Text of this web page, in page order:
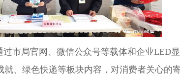
市局官网、微信公众号等载体和企业LED
、绿色快递等板块内容，对消费者关心的